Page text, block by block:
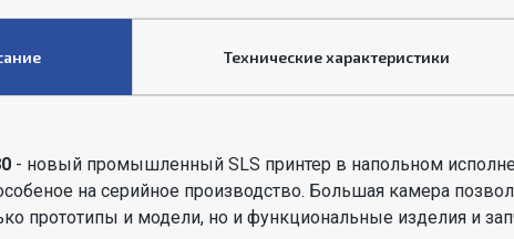
Технические характеристики
- новый промышленный SLS принтер в напольном
на серийное производство. Большая камера
прототипы и модели, но и функциональные изделия и